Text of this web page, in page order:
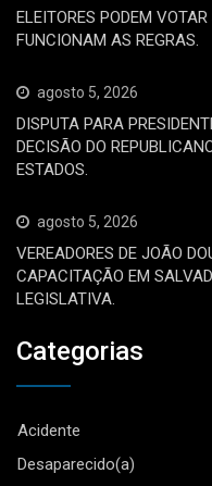
ELEITORES PODEM
FUNCIONAM AS REGRAS.
agosto 5, 2026
DISPUTA PARA
DECISÃO DO
ESTADOS.
agosto 5, 2026
VEREADORES DE JOÃO
CAPACITAÇÃO EM
LEGISLATIVA.
Categorias
Acidente
Desaparecido(a)